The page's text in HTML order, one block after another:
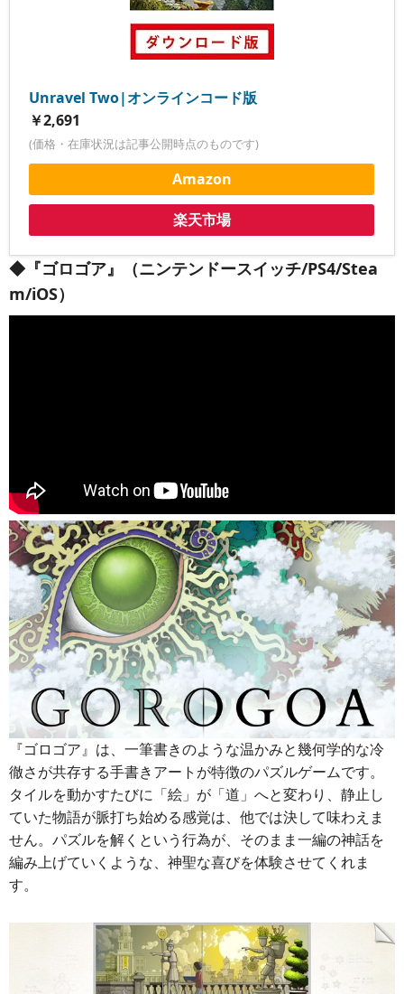
Unravel Two|オンラインコード版
￥2,691
(価格・在庫状況は記事公開時点のものです)
Amazon
楽天市場
◆『ゴロゴア』（ニンテンドースイッチ/PS4/Stea
m/iOS）
『ゴロゴア』は、一筆書きのような温かみと幾何学的な冷
徹さが共存する手書きアートが特徴のパズルゲームです。
タイルを動かすたびに「絵」が「道」へと変わり、静止し
ていた物語が脈打ち始める感覚は、他では決して味わえま
せん。パズルを解くという行為が、そのまま一編の神話を
編み上げていくような、神聖な喜びを体験させてくれま
す。